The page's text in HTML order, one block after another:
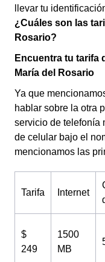
llevar tu
¿Cuáles son las
Rosario?
Encuentra tu tarifa
María del Rosario
Ya que
hablar sobre la otra
servicio de telefonía
de celular bajo el
mencionamos las
Tarifa Internet
$
249
1500
MB